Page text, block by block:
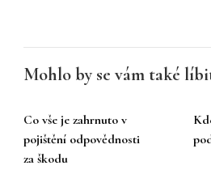
Mohlo by se vám také
Co vše je zahrnuto v
pojištění odpovědnosti
za škodu